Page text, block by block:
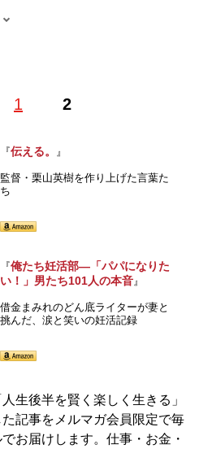
1 2
『伝える。 』
監督・栗山英樹を作り上げた言葉た
ち
『俺たち妊活部―「パパになりた
い！」男たち101人の本音』
借金まみれのどん底ライターが妻と
挑んだ、涙と笑いの妊活記録
生後半を賢く楽しく生きる」
記事をメルマガ会員限定で毎
お届けします。仕事・お金・